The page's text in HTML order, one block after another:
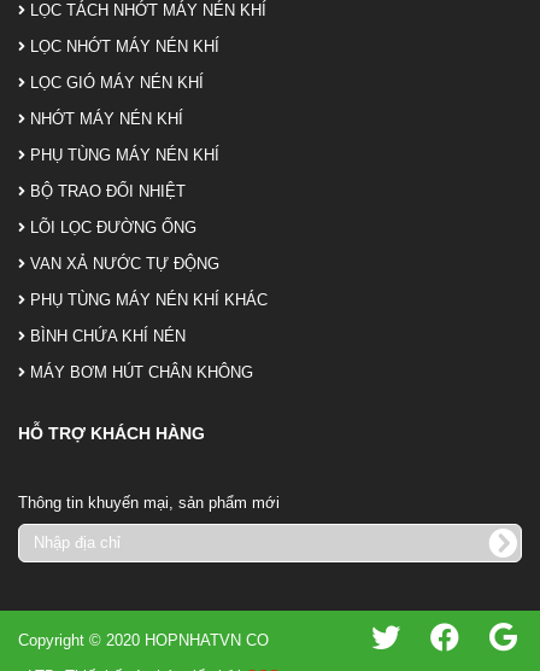
LỌC TÁCH NHỚT MÁY NÉN KHÍ
LỌC NHỚT MÁY NÉN KHÍ
LỌC GIÓ MÁY NÉN KHÍ
NHỚT MÁY NÉN KHÍ
PHỤ TÙNG MÁY NÉN KHÍ
BỘ TRAO ĐỔI NHIỆT
LÕI LỌC ĐƯỜNG ỐNG
VAN XẢ NƯỚC TỰ ĐỘNG
PHỤ TÙNG MÁY NÉN KHÍ KHÁC
BÌNH CHỨA KHÍ NÉN
MÁY BƠM HÚT CHÂN KHÔNG
HỖ TRỢ KHÁCH HÀNG
Thông tin khuyến mại, sản phẩm mới
Copyright © 2020 HOPNHATVN CO